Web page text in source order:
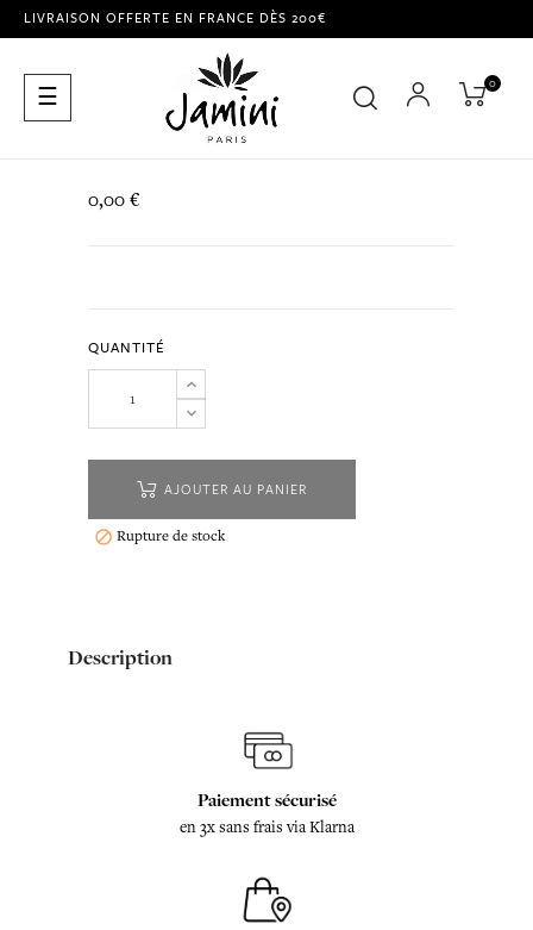
LIVRAISON OFFERTE EN FRANCE DÈS 200€
Basculer
la
☰ 0
0,00 €
QUANTITÉ
AJOUTER AU PANIER
 Rupture de stock
Description
Paiement sécurisé
en 3x sans frais via Klarna